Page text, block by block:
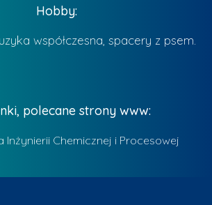
Hobby:
współczesna, spacery z psem.
polecane strony www:
Inżynierii Chemicznej i Procesowej